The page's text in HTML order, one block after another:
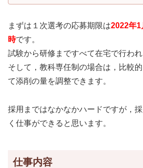
まずは１次選考の応募期限は2022年1
時です。
試験から研修まですべて在宅で行われ
そして，教科専任制の場合は，比較
て添削の量を調整できます。
採用まではなかなかハードですが，
く仕事ができると思います。
仕事内容